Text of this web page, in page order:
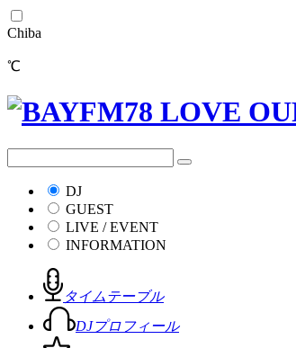
Chiba
℃
DJ
GUEST
LIVE / EVENT
INFORMATION
タイムテーブル
DJプロフィール